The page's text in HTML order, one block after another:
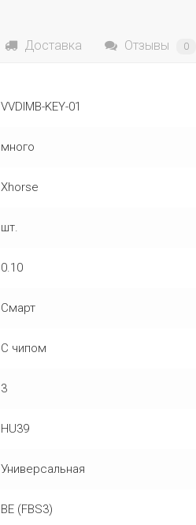
Доставка Отзывы 0
VVDIMB-KEY-01
много
Xhorse
шт.
0.10
Смарт
С чипом
3
HU39
Универсальная
BE (FBS3)